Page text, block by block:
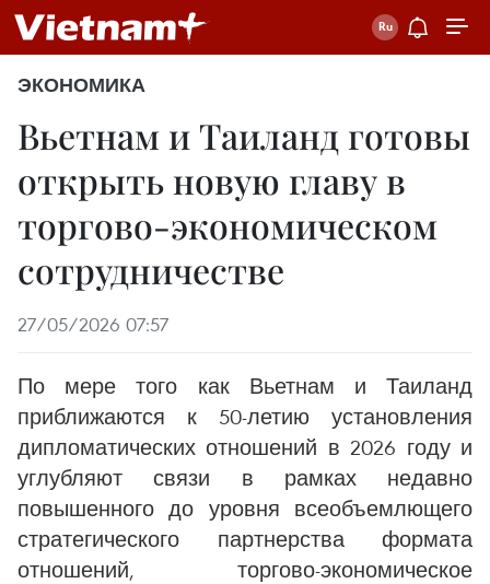
ЭКОНОМИКА
Вьетнам и Таиланд готовы
открыть новую главу в
торгово-экономическом
сотрудничестве
27/05/2026 07:57
По мере того как Вьетнам и Таиланд
приближаются к 50-летию установления
дипломатических отношений в 2026 году и
углубляют связи в рамках недавно
повышенного до уровня всеобъемлющего
стратегического партнерства формата
отношений, торгово-экономическое